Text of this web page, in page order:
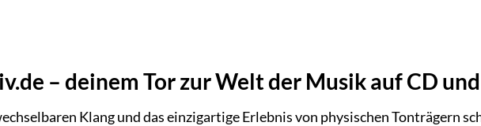
– deinem Tor zur Welt der Musik auf CD
Klang und das einzigartige Erlebnis von physischen Tonträgern